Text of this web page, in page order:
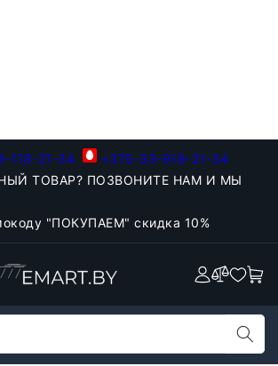
118-21-34
+375-33-918-21-34
ТОВАР? ПОЗВОНИТЕ НАМ И МЫ
"ПОКУПАЕМ" скидка 10%